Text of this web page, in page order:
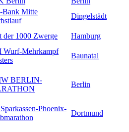
Bank Mitte
Dingelstädt
der 1000 Zwerge
Hamburg
Wurf-Mehrkampf
Baunatal
BERLIN-
Berlin
Phoenix-
Dortmund